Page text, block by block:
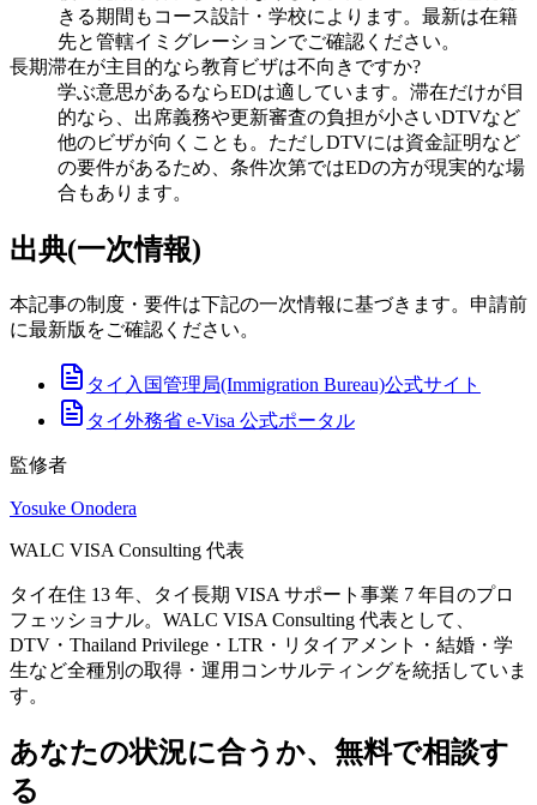
きる期間もコース設計・学校によります。最新は在籍
先と管轄イミグレーションでご確認ください。
長期滞在が主目的なら教育ビザは不向きですか?
学ぶ意思があるならEDは適しています。滞在だけが目
的なら、出席義務や更新審査の負担が小さいDTVなど
他のビザが向くことも。ただしDTVには資金証明など
の要件があるため、条件次第ではEDの方が現実的な場
合もあります。
出典(一次情報)
本記事の制度・要件は下記の一次情報に基づきます。申請前
に最新版をご確認ください。
タイ入国管理局(Immigration Bureau)公式サイト
タイ外務省 e-Visa 公式ポータル
監修者
Yosuke Onodera
WALC VISA Consulting 代表
タイ在住 13 年、タイ長期 VISA サポート事業 7 年目のプロ
フェッショナル。WALC VISA Consulting 代表として、
DTV・Thailand Privilege・LTR・リタイアメント・結婚・学
生など全種別の取得・運用コンサルティングを統括していま
す。
あなたの状況に合うか、無料で相談す
る